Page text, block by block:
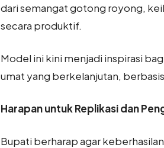
dari semangat gotong royong,
secara produktif.
Model ini kini menjadi inspirasi
umat yang berkelanjutan,
Harapan untuk Replikasi dan
Bupati berharap agar